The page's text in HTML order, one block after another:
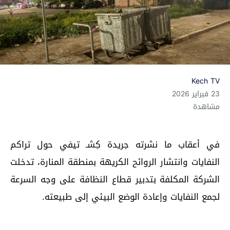
Kech TV
23 فبراير 2026
مشاهدة
في أعقاب ما نشرته جريدة كِشـ تيفي حول تراكم
النفايات وانتشار الروائح الكريهة بمنطقة المنارة، تدخلت
الشركة المكلفة بتدبير قطاع النظافة على وجه السرعة
لجمع النفايات وإعادة الوضع البيئي إلى طبيعته.